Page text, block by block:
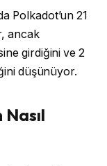
Polkadot’un 21
ancak
girdiğini ve 2
düşünüyor.